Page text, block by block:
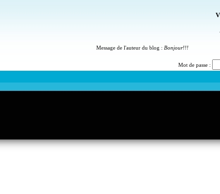
Message de l'auteur du blog : Bonjour!!!
Mot de passe :